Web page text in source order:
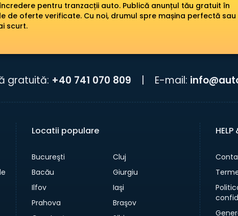
pentru tranzacții auto. Publică anunțul tău gratuit în
de oferte verificate. Cu noi, drumul spre mașina perfectă sau
scurt.
gratuită: +40 741 070 809 E-mail:
Locatii populare
Bucureşti
Cluj
Bacău
Giurgiu
Ilfov
Iaşi
Prahova
Braşov
HELP